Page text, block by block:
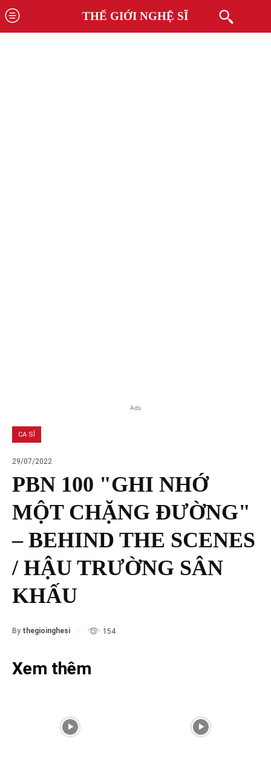
THẾ GIỚI NGHỆ SĨ
Ads
CA SĨ
29/07/2022
PBN 100 "GHI NHỚ
MỘT CHẶNG ĐƯỜNG"
– BEHIND THE SCENES
/ HẬU TRƯỜNG SÂN
KHẤU
By thegioinghesi 154
Xem thêm